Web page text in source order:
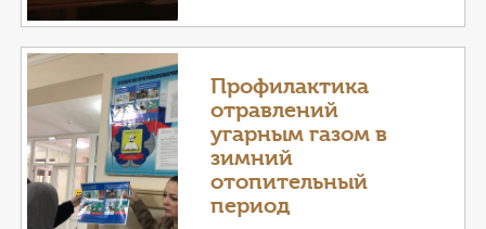
Профилактика
отравлений
угарным газом в
зимний
отопительный
период